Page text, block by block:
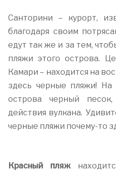
Санторини – курорт,
благодаря своим
едут так же и за тем,
пляжи этого острова.
Камари – находится на
здесь черные пляжи!
острова черный
действия вулкана.
черные пляжи почему-то
Красный пляж